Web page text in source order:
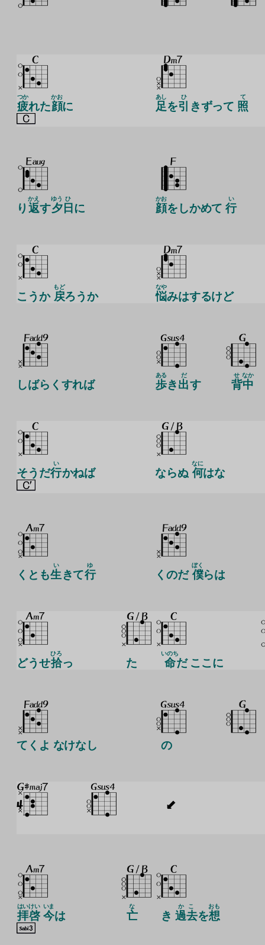
疲
つか
れた顔
かお
に 足
あし
を引
ひ
きずって 照
て
り 返
かえ
す夕
ゆう
日
ひ
に 顔
かお
をしかめて 行
い
こうか 戻
もど
ろうか 悩
なや
みはするけど
しばらくすれば 歩
ある
き出
だ
す 背
せ
中
なか
そうだ行
い
かねば ならぬ 何
なに
はな
くとも生
い
きて行
ゆ
くのだ 僕
ぼく
らは
どうせ拾
ひろ
っ た 命
いのち
だ ここに
てくよ なけなし の
拝
はい
啓
けい
今
いま
は 亡
な
き 過去
かこ
を想
おも